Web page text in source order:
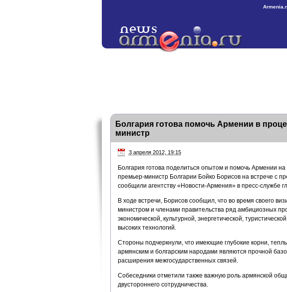
Болгария готова помочь Армении в
министр
3 апреля 2012, 19:15
Болгария готова поделиться опытом и помочь Армении на
премьер-министр Болгарии Бойко Борисов на встрече с
сообщили агентству «Новости-Армения» в пресс-службе
В ходе встречи, Борисов сообщил, что во время своего
министром и членами правительства ряд амбициозных
экономической, культурной, энергетической,
высоких технологий.
Стороны подчеркнули, что имеющие глубокие корни,
армянским и болгарским народами являются прочной
расширения межгосударственных связей.
Собеседники отметили также важную роль армянской
двустороннего сотрудничества.